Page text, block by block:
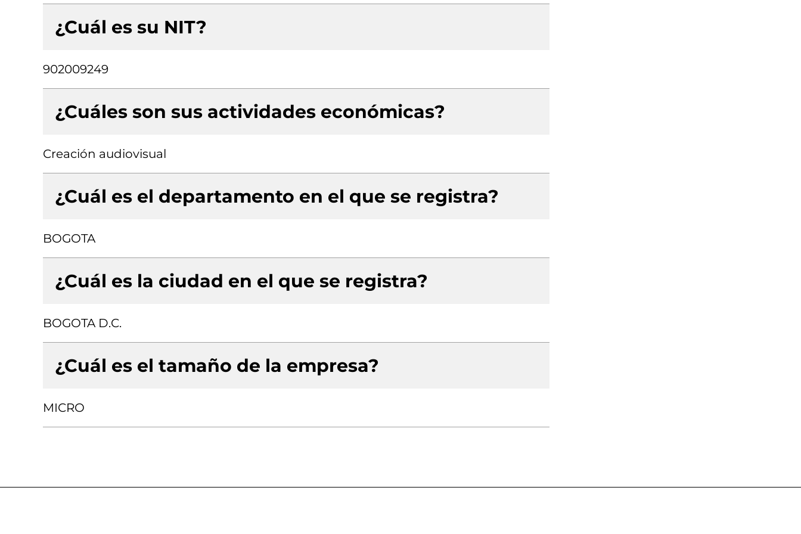
¿Cuál es su NIT?
902009249
¿Cuáles son sus actividades económicas?
Creación audiovisual
¿Cuál es el departamento en el que se registra?
BOGOTA
¿Cuál es la ciudad en el que se registra?
BOGOTA D.C.
¿Cuál es el tamaño de la empresa?
MICRO